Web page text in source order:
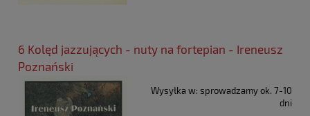
6 Kolęd jazzujących - nuty na fortepian - Ireneusz
Poznański
Wysyłka w: sprowadzamy ok. 7-10
dni